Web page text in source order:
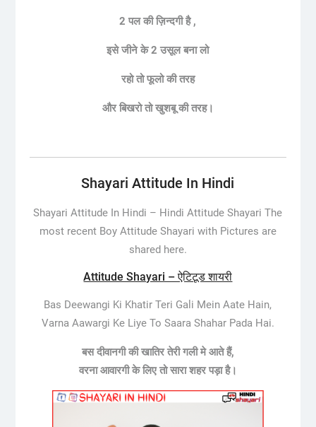
2 पल की ज़िन्दगी है ,
इसे जीने के 2 उसूल बना लो
रहो तो फूलो की तरह
और बिखरो तो खुशबू की तरह।
Shayari Attitude In Hindi
Shayari Attitude In Hindi – Hindi Attitude Shayari The
most recent Boy Attitude Shayari with Pictures are
shared here.
Attitude Shayari – ऐटिटूड शायरी
Bas Deewangi Ki Khatir Teri Gali Mein Aate Hain,
Varna Aawargi Ke Liye To Saara Shahar Pada Hai.
बस दीवानगी की खातिर तेरी गली मे आते हैं,
वरना आवारगी के लिए तो सारा शहर पड़ा है।